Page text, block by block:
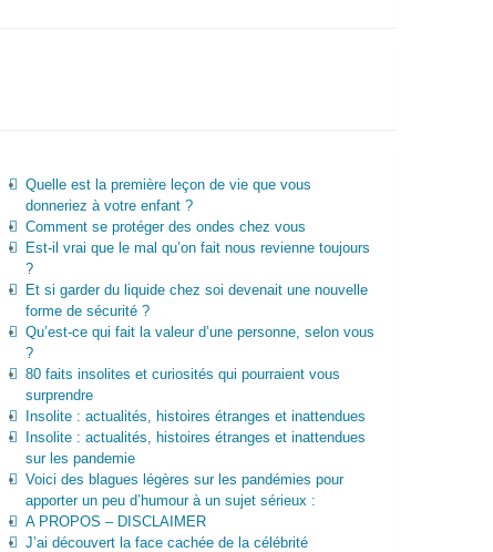
Quelle est la première leçon de vie que vous
donneriez à votre enfant ?
Comment se protéger des ondes chez vous
Est-il vrai que le mal qu’on fait nous revienne toujours
?
Et si garder du liquide chez soi devenait une nouvelle
forme de sécurité ?
Qu’est-ce qui fait la valeur d’une personne, selon vous
?
80 faits insolites et curiosités qui pourraient vous
surprendre
Insolite : actualités, histoires étranges et inattendues
Insolite : actualités, histoires étranges et inattendues
sur les pandemie
Voici des blagues légères sur les pandémies pour
apporter un peu d’humour à un sujet sérieux :
A PROPOS – DISCLAIMER
J’ai découvert la face cachée de la célébrité